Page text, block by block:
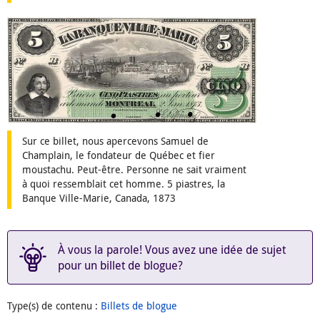
Sur ce billet, nous apercevons Samuel de
Champlain, le fondateur de Québec et fier
moustachu. Peut-être. Personne ne sait vraiment
à quoi ressemblait cet homme. 5 piastres, la
Banque Ville-Marie, Canada, 1873
À vous la parole! Vous avez une idée de sujet
pour un billet de blogue?
Type(s) de contenu : Billets de blogue